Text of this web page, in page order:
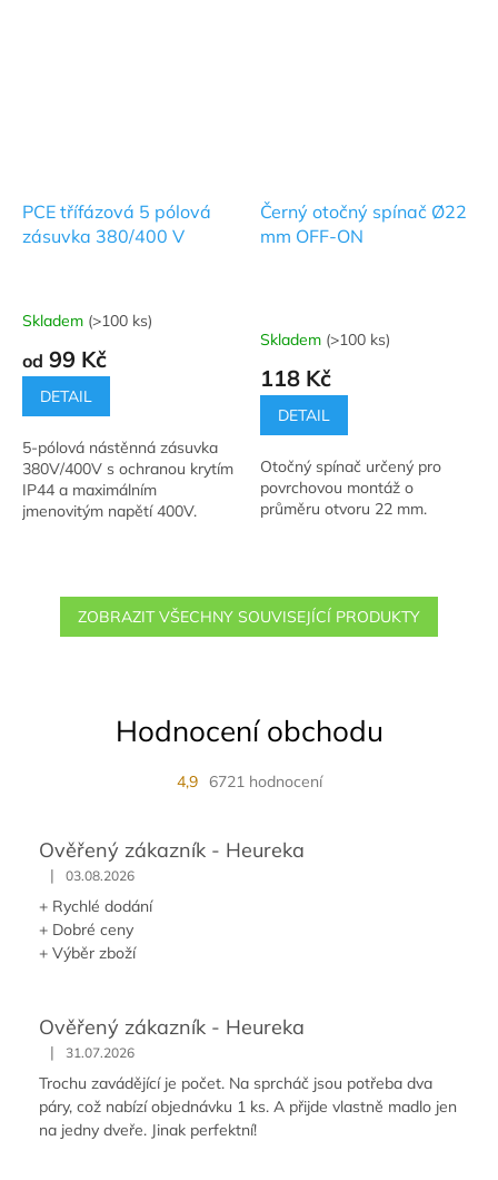
PCE třífázová 5 pólová
zásuvka 380/400 V
Průměrné
produktu
5,0
5
hvězdiček.
Skladem (>100 ks)
od 99 Kč
DETAIL
5-pólová nástěnná zásuvka
380V/400V s ochranou krytím
IP44 a maximálním
jmenovitým napětí 400V.
Černý otočný spínač Ø22
mm OFF-ON
Skladem (>100 ks)
118 Kč
DETAIL
Otočný spínač určený pro
povrchovou montáž o
průměru otvoru 22 mm.
ZOBRAZIT VŠECHNY SOUVISEJÍCÍ PRODUKTY
Hodnocení obchodu
4,9 6721 hodnocení
Ověřený zákazník - Heureka
| 03.08.2026
+ Rychlé dodání
+ Dobré ceny
+ Výběr zboží
Ověřený zákazník - Heureka
| 31.07.2026
Trochu zavádějící je počet. Na sprcháč jsou potřeba dva
páry, což nabízí objednávku 1 ks. A přijde vlastně madlo jen
na jedny dveře. Jinak perfektní!